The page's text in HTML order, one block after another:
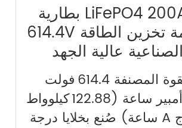
بطارية LiFePO4 200Ah
614.4V أنظمة تخزين الطاقة
الصناعية عالية الجهد
القوة المصنفة 614.4 فولت
200 أمبير ساعة (122.88 كيلوواط